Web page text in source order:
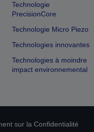
Technologie
PrecisionCore
Technologie Micro Piezo
Technologies innovantes
Technologies à moindre
impact environnemental
sur la Confidentialité